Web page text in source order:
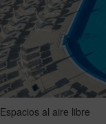
Espacios al aire libre